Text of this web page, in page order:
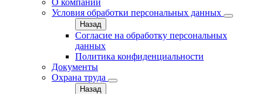
О компании
Условия обработки персональных данных
Назад
Согласие на обработку персональных
данных
Политика конфиденциальности
Документы
Охрана труда
Назад